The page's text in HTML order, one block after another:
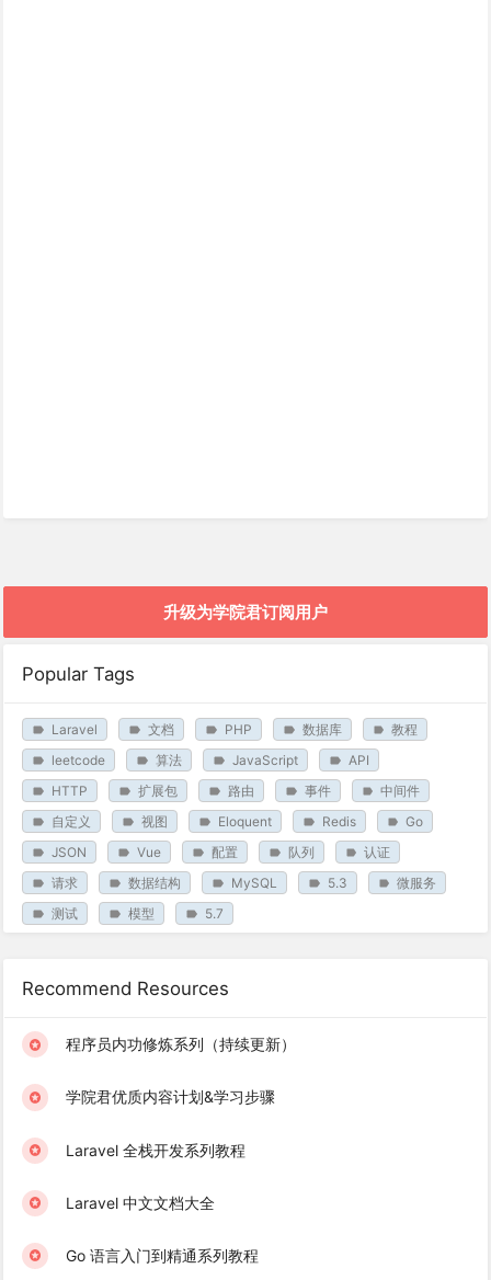
升级为学院君订阅用户
Popular Tags
Laravel 文档 PHP 数据库
教程
leetcode
算法 JavaScript
API
HTTP
扩展包 路由 事件
中间件
自定义
视图 Eloquent Redis
Go
JSON
Vue 配置 队列
认证
请求
数据结构 MySQL 5.3
微服务
测试
模型 5.7
Recommend Resources
程序员内功修炼系列（持续更新）
学院君优质内容计划&学习步骤
Laravel 全栈开发系列教程
Laravel 中文文档大全
Go 语言入门到精通系列教程